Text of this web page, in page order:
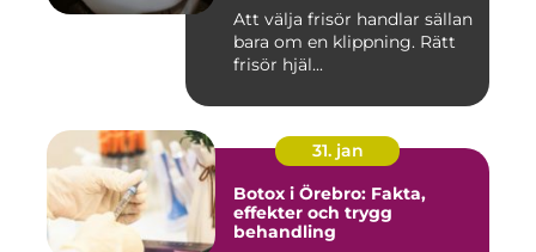
Att välja frisör handlar sällan
bara om en klippning. Rätt
frisör hjäl...
31. jan
Botox i Örebro: Fakta,
effekter och trygg
behandling